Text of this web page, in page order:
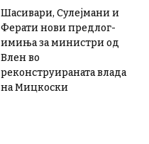
Шасивари, Сулејмани и
Ферати нови предлог-
имиња за министри од
Влен во
реконструираната влада
на Мицкоски